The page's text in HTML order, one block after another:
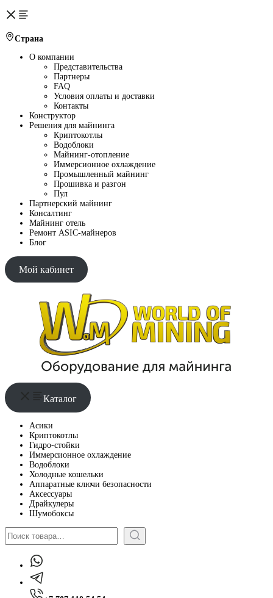
Страна
О компании
Представительства
Партнеры
FAQ
Условия оплаты и доставки
Контакты
Конструктор
Решения для майнинга
Криптокотлы
Водоблоки
Майнинг-отопление
Иммерсионное охлаждение
Промышленный майнинг
Прошивка и разгон
Пул
Партнерский майнинг
Консалтинг
Майнинг отель
Ремонт ASIC-майнеров
Блог
Мой кабинет
Каталог
Асики
Криптокотлы
Гидро-стойки
Иммерсионное охлаждение
Водоблоки
Холодные кошельки
Аппаратные ключи безопасности
Аксессуары
Драйкулеры
Шумобоксы
Поиск